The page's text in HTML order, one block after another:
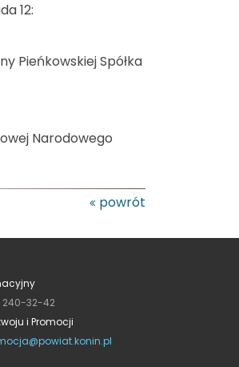
12:
Pieńkowskiej Spółka
Narodowego
powrót
240-32-42
i Promocji